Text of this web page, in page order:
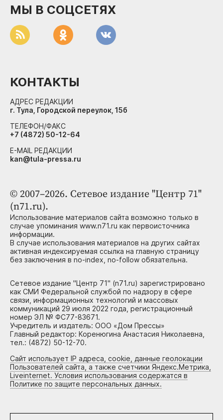
© 2007–2026. Сетевое издание "Центр 71"
(n71.ru).
Использование материалов сайта возможно только в
случае упоминания www.n71.ru как первоисточника
информации.
В случае использования материалов на других сайтах
активная индексируемая ссылка на главную страницу
без заключения в no-index, no-follow обязательна.
Сетевое издание "Центр 71" (n71.ru) зарегистрировано
как СМИ Федеральной службой по надзору в сфере
связи, информационных технологий и массовых
коммуникаций 29 июля 2022 года, регистрационный
номер ЭЛ № ФС77-83671.
Учредитель и издатель: ООО «Дом Прессы»
Главный редактор: Коренюгина Анастасия Николаевна,
тел.: (4872) 50-12-70.
Сайт использует IP адреса, cookie, данные геолокации
Пользователей сайта, а также счетчики Яндекс.Метрика,
Liveinternet. Условия использования содержатся в
Политике по защите персональных данных.
МЫ В СОЦСЕТЯХ
КОНТАКТЫ
АДРЕС РЕДАКЦИИ
г. Тула, Городской переулок, 15б
ТЕЛЕФОН/ФАКС
+7 (4872) 50-12-64
E-MAIL РЕДАКЦИИ
kan@tula-pressa.ru